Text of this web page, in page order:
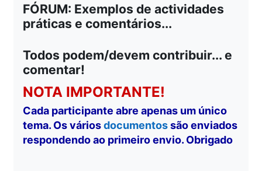
FÓRUM: Exemplos de actividades
práticas e comentários...
Todos podem/devem contribuir... e
comentar!
NOTA IMPORTANTE!
Cada participante abre apenas um único
tema. Os váriosdocumentossão enviados
respondendo ao primeiro envio. Obrigado